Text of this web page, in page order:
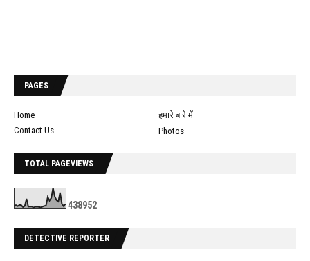
PAGES
Home
हमारे बारे में
Contact Us
Photos
TOTAL PAGEVIEWS
438952
DETECTIVE REPORTER